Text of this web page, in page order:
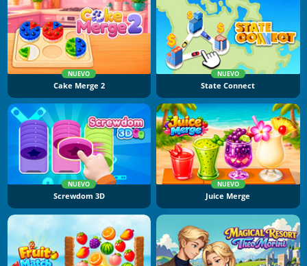
NUEVO
Cake Merge 2
NUEVO
State Connect
NUEVO
Screwdom 3D
NUEVO
Juice Merge